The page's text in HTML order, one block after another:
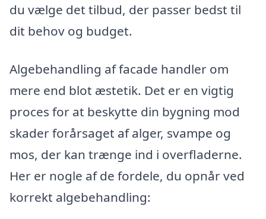
du vælge det tilbud, der passer bedst til
dit behov og budget.
Algebehandling af facade handler om
mere end blot æstetik. Det er en vigtig
proces for at beskytte din bygning mod
skader forårsaget af alger, svampe og
mos, der kan trænge ind i overfladerne.
Her er nogle af de fordele, du opnår ved
korrekt algebehandling: